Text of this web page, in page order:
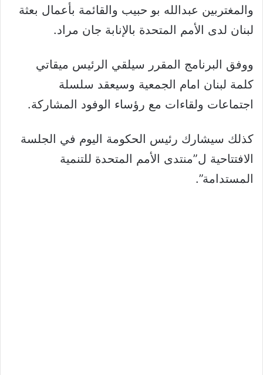
والمغتربين عبدالله بو حبيب والقائمة بأعمال بعثة
لبنان لدى الأمم المتحدة بالإنابة جان مراد.
ووفق البرنامج المقرر سيلقي الرئيس ميقاتي
كلمة لبنان امام الجمعية وسيعقد سلسلة
اجتماعات ولقاءات مع رؤساء الوفود المشاركة.
كذلك سيشارك رئيس الحكومة اليوم في الجلسة
الافتتاحية ل”منتدى الأمم المتحدة للتنمية
المستدامة”.